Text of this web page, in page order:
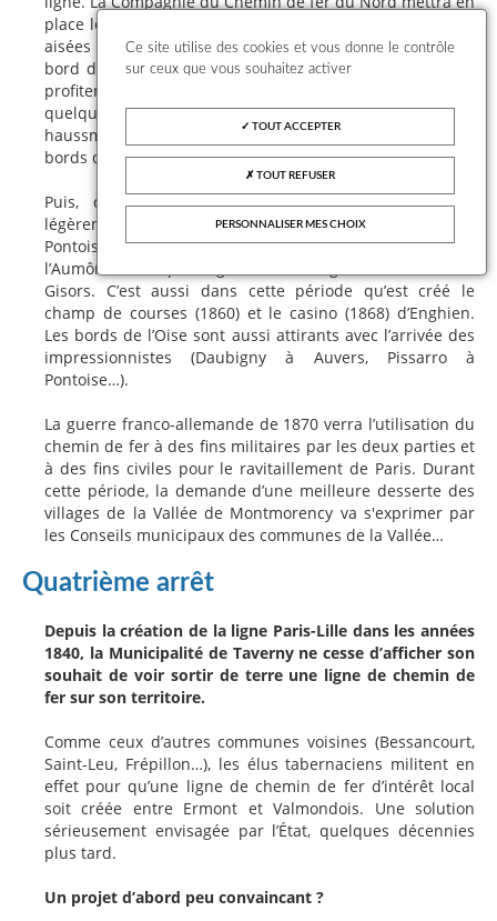
place les trains de plaisir qui permettent aux personnes
aisées de venir passer une journée de campagne ou au
bord de la mer pour un tarif préférentiel. Les Parisiens
profitent de ce moyen de transport pour échapper
quelques heures à l’atmosphère de Paris et des travaux
haussmanniens. C’est l’époque du développement des
bords de Seine et d’Oise
Puis, de 1860 à 1870, le trafic de banlieue sera
légèrement modifié par le raccordement direct de
Pontoise, la création de la nouvelle gare de Saint-Ouen-
l’Aumône et la prolongation de la ligne de Pontoise à
Gisors. C’est aussi dans cette période qu’est créé le
champ de courses (1860) et le casino (1868) d’Enghien.
Les bords de l’Oise sont aussi attirants avec l’arrivée des
impressionnistes (Daubigny à Auvers, Pissarro à
Pontoise…).
La guerre franco-allemande de 1870 verra l’utilisation du
chemin de fer à des fins militaires par les deux parties et
à des fins civiles pour le ravitaillement de Paris. Durant
cette période, la demande d’une meilleure desserte des
villages de la Vallée de Montmorency va s'exprimer par
les Conseils municipaux des communes de la Vallée…
Quatrième arrêt
Depuis la création de la ligne Paris-Lille dans les années
1840, la Municipalité de Taverny ne cesse d’afficher son
souhait de voir sortir de terre une ligne de chemin de
fer sur son territoire.
Comme ceux d’autres communes voisines (Bessancourt,
Saint-Leu, Frépillon…), les élus tabernaciens militent en
effet pour qu’une ligne de chemin de fer d’intérêt local
soit créée entre Ermont et Valmondois. Une solution
sérieusement envisagée par l’État, quelques décennies
plus tard.
Un projet d’abord peu convaincant ?
Ce site utilise des cookies et vous donne le contrôle
sur ceux que vous souhaitez activer
TOUT ACCEPTER
TOUT REFUSER
PERSONNALISER MES CHOIX